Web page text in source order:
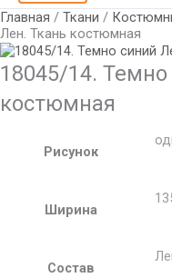
Главная / Ткани /
Лен. Ткань костюмная
18045/14.
костюмная
Рисунок
Ширина
Состав